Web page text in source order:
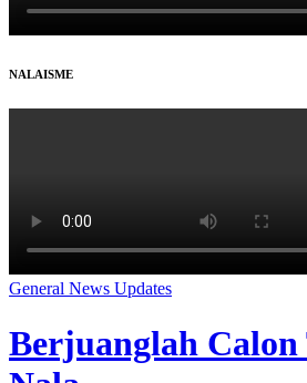
NALAISME
General News Updates
Berjuanglah Calon